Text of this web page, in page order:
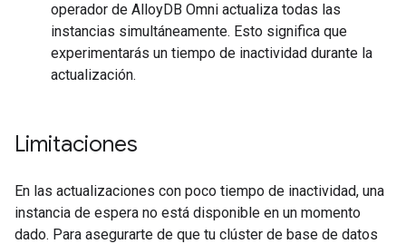
operador de AlloyDB Omni actualiza todas las
instancias simultáneamente. Esto significa que
experimentarás un tiempo de inactividad durante la
actualización.
Limitaciones
En las actualizaciones con poco tiempo de inactividad, una
instancia de espera no está disponible en un momento
dado. Para asegurarte de que tu clúster de base de datos